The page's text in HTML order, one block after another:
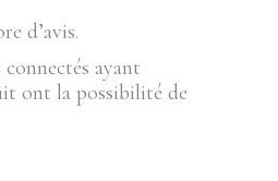
d’avis.
ayant
ont la possibilité de